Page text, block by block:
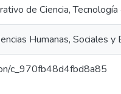
de Ciencia, Tecnología
Humanas, Sociales y
c_970fb48d4fbd8a85